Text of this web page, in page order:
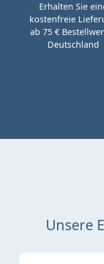
Erhalten Sie
kostenfreie
ab 75 €
Deutschland
Unsere
Produktgalerie